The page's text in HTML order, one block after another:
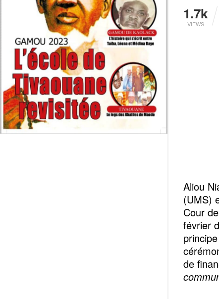
1.7k
VIEWS
Aliou
(UMS)
Cour
février
de